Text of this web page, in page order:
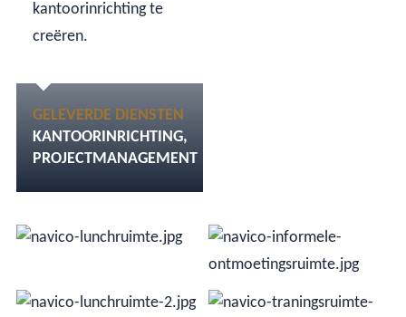
kantoorinrichting te
creëren.
GELEVERDE DIENSTEN
KANTOORINRICHTING
PROJECTMANAGEMENT